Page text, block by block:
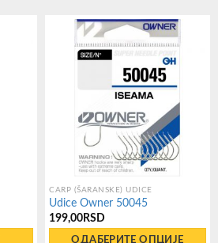
CARP (ŠARANSKE) UDICE
Udice Owner 50045
199,00 RSD
ОДАБЕРИТЕ ОПЦИЈЕ